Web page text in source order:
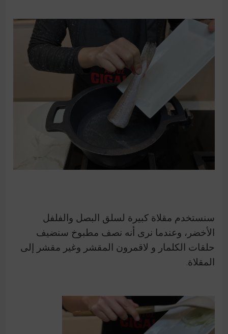
سنستخدم مقلاة كبيرة لسلق البصل والفلفل
الأخضر، وعندما نرى أنه نصف مطبوخ سنضيف
حلقات الكلمار و لاقمرون المقشر وغير مقشر إلى
المقلاة.